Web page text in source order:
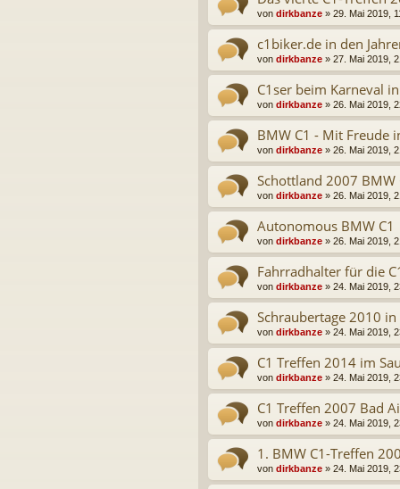
von dirkbanze » 29. Mai 2019,
c1biker.de in den
von dirkbanze » 27. Mai 2019,
C1ser beim Karneval
von dirkbanze » 26. Mai 2019,
BMW C1 - Mit Freude
von dirkbanze » 26. Mai 2019,
Schottland 2007 BMW
von dirkbanze » 26. Mai 2019,
Autonomous BMW C1
von dirkbanze » 26. Mai 2019,
Fahrradhalter für die
von dirkbanze » 24. Mai 2019,
Schraubertage 2010
von dirkbanze » 24. Mai 2019,
C1 Treffen 2014 im
von dirkbanze » 24. Mai 2019,
C1 Treffen 2007 Bad
von dirkbanze » 24. Mai 2019,
1. BMW C1-Treffen
von dirkbanze » 24. Mai 2019,